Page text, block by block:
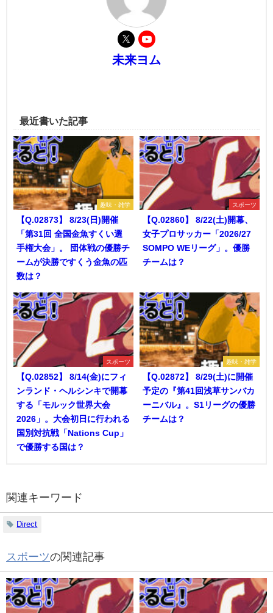
未来ヨム
最近書いた記事
趣味・雑学
【Q.02873】 8/23(日)開催
「第31回 全国金魚すくい選
手権大会」。 団体戦の優勝チ
ームが決勝ですくう金魚の匹
数は？
スポーツ
【Q.02860】 8/22(土)開幕、
女子プロサッカー「2026/27
SOMPO WEリーグ」。優勝
チームは？
スポーツ
【Q.02852】 8/14(金)にフィ
ンランド・ヘルシンキで開幕
する「モルック世界大会
2026」。大会初日に行われる
国別対抗戦「Nations Cup」
で優勝する国は？
趣味・雑学
【Q.02872】 8/29(土)に開催
予定の『第41回浅草サンバカ
ーニバル』。S1リーグの優勝
チームは？
関連キーワード
Direct
スポーツの関連記事